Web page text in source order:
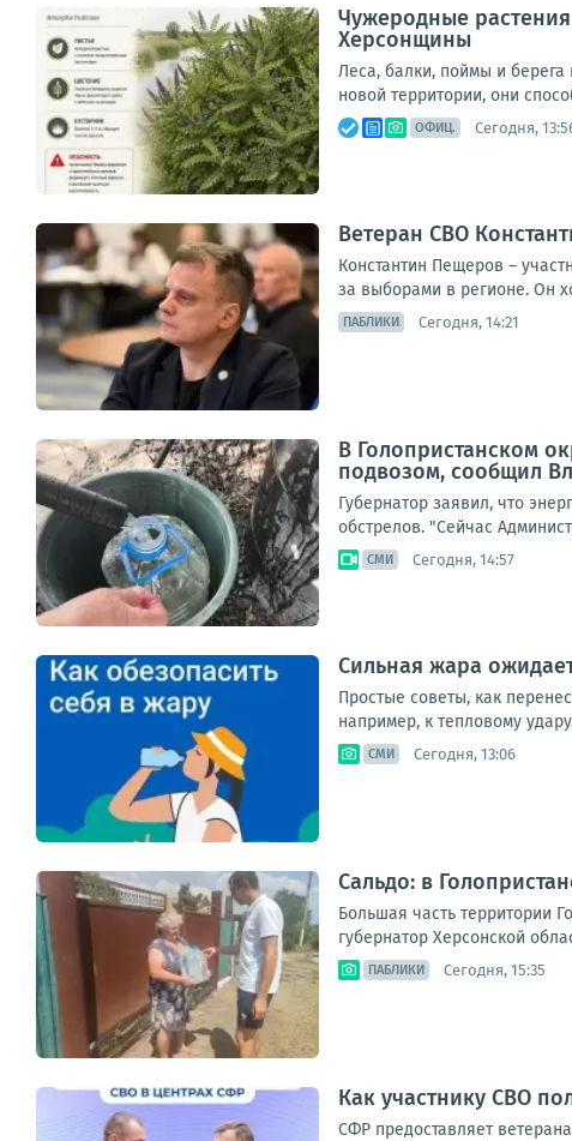
Чужеродные
Херсонщины
Леса, балки, поймы и
новой территории, они
ОФИЦ. Сегодня,
Ветеран СВО
Константин Пещеров –
за выборами в регионе. Он
ПАБЛИКИ Сегодня, 14:21
В Голопристанском
подвозом, сообщил
Губернатор заявил, что
обстрелов. "Сейчас
СМИ Сегодня, 14:57
Сильная жара
Простые советы, как
например, к тепловому
СМИ Сегодня, 13:06
Сальдо: в
Большая часть территории
губернатор Херсонской
ПАБЛИКИ Сегодня, 15:35
Как участнику СВО
СФР предоставляет